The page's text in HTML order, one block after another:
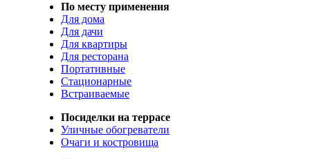
По месту применения
Для дома
Для дачи
Для квартиры
Для ресторана
Портативные
Стационарные
Встраиваемые
Посиделки на террасе
Уличные обогреватели
Очаги и костровища